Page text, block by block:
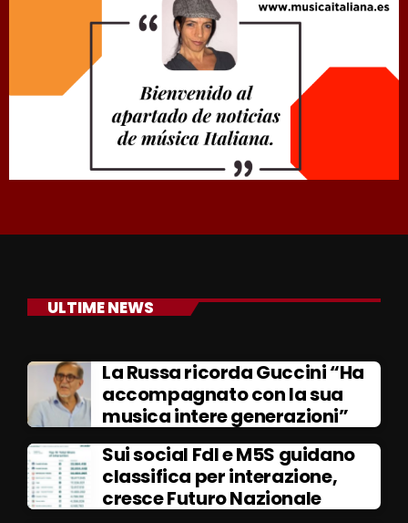
ULTIME NEWS
La Russa ricorda Guccini “Ha
accompagnato con la sua
musica intere generazioni”
Sui social FdI e M5S guidano
classifica per interazione,
cresce Futuro Nazionale